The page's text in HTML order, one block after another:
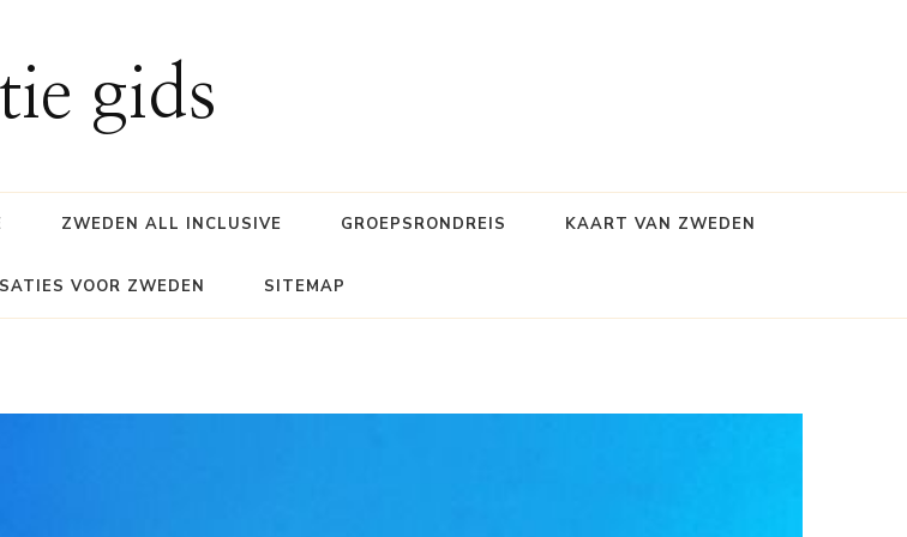
gids
ZWEDEN ALL INCLUSIVE GROEPSRONDREIS KAART VAN ZWEDEN
VOOR ZWEDEN SITEMAP